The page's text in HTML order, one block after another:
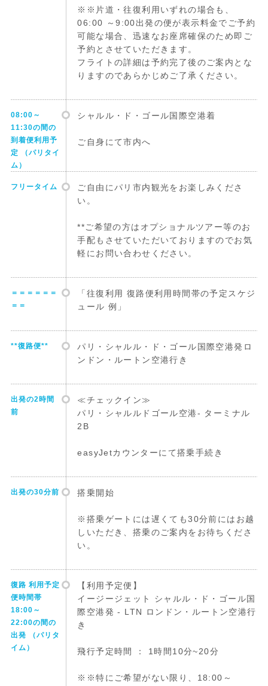
※※片道・往復利用いずれの場合も、
06:00 ～9:00出発の便が表示料金でご予約
可能な場合、迅速なお座席確保のため即ご
予約とさせていただきます。
フライトの詳細は予約完了後のご案内とな
りますのであらかじめご了承ください。
08:00～
11:30の間の
到着便利用予
定 （パリタイ
ム）
シャルル・ド・ゴール国際空港着
ご自身にて市内へ
フリータイム
ご自由にパリ市内観光をお楽しみくださ
い。
**ご希望の方はオプショナルツアー等のお
手配もさせていただいておりますのでお気
軽にお問い合わせください。
＝＝＝＝＝＝
＝＝
「往復利用 復路便利用時間帯の予定スケジ
ュール 例」
**復路便**
パリ・シャルル・ド・ゴール国際空港発ロ
ンドン・ルートン空港行き
出発の2時間
前
≪チェックイン≫
パリ・シャルルドゴール空港- ターミナル
2B
easyJetカウンターにて搭乗手続き
出発の30分前 搭乗開始
※搭乗ゲートには遅くても30分前にはお越
しいただき、搭乗のご案内をお待ちくださ
い。
復路 利用予定
便時間帯
18:00～
22:00の間の
出発 （パリタ
イム）
【利用予定便】
イージージェット シャルル・ド・ゴール国
際空港発 - LTN ロンドン・ルートン空港行
き
飛行予定時間 ： 1時間10分~20分
※※特にご希望がない限り、18:00～